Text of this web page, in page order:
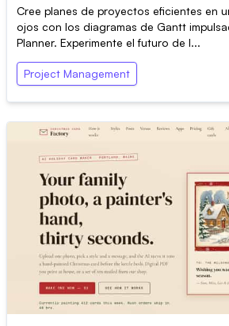
Cree planes de proyectos eficientes en
ojos con los diagramas de Gantt
Planner. Experimente el futuro de l...
Project Management